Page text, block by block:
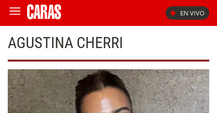
EN VIVO
AGUSTINA CHERRI